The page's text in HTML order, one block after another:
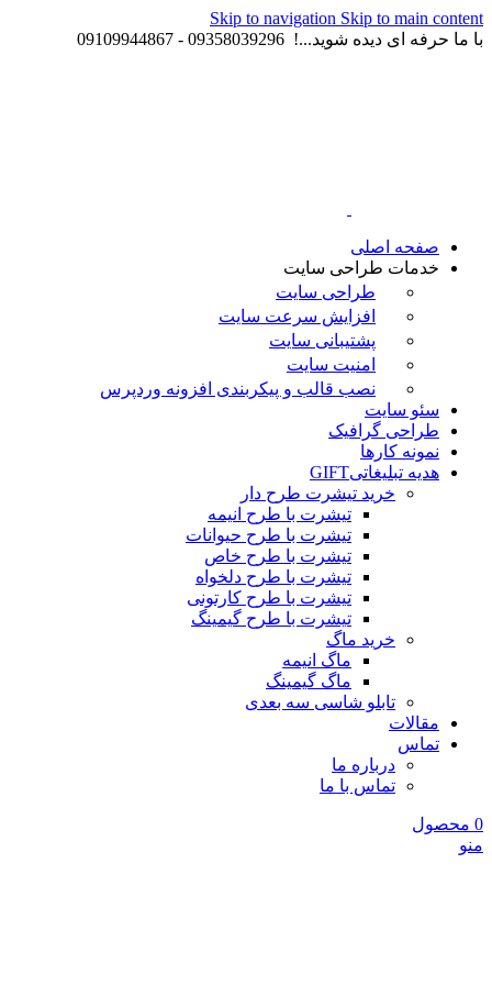
Skip to navigation Skip to main content
با ما حرفه ای دیده شوید...! 09358039296 - 09109944867
صفحه اصلی
خدمات طراحی سایت
طراحی سایت
افزایش سرعت سایت
پشتیبانی سایت
امنیت سایت
نصب قالب و پیکربندی افزونه وردپرس
سئو سایت
طراحی گرافیک
نمونه کارها
هدیه تبلیغاتیGIFT
خرید تیشرت طرح دار
تیشرت با طرح انیمه
تیشرت با طرح حیوانات
تیشرت با طرح خاص
تیشرت با طرح دلخواه
تیشرت با طرح کارتونی
تیشرت با طرح گیمینگ
خرید ماگ
ماگ انیمه
ماگ گیمینگ
تابلو شاسی سه بعدی
مقالات
تماس
درباره ما
تماس با ما
0 محصول
منو